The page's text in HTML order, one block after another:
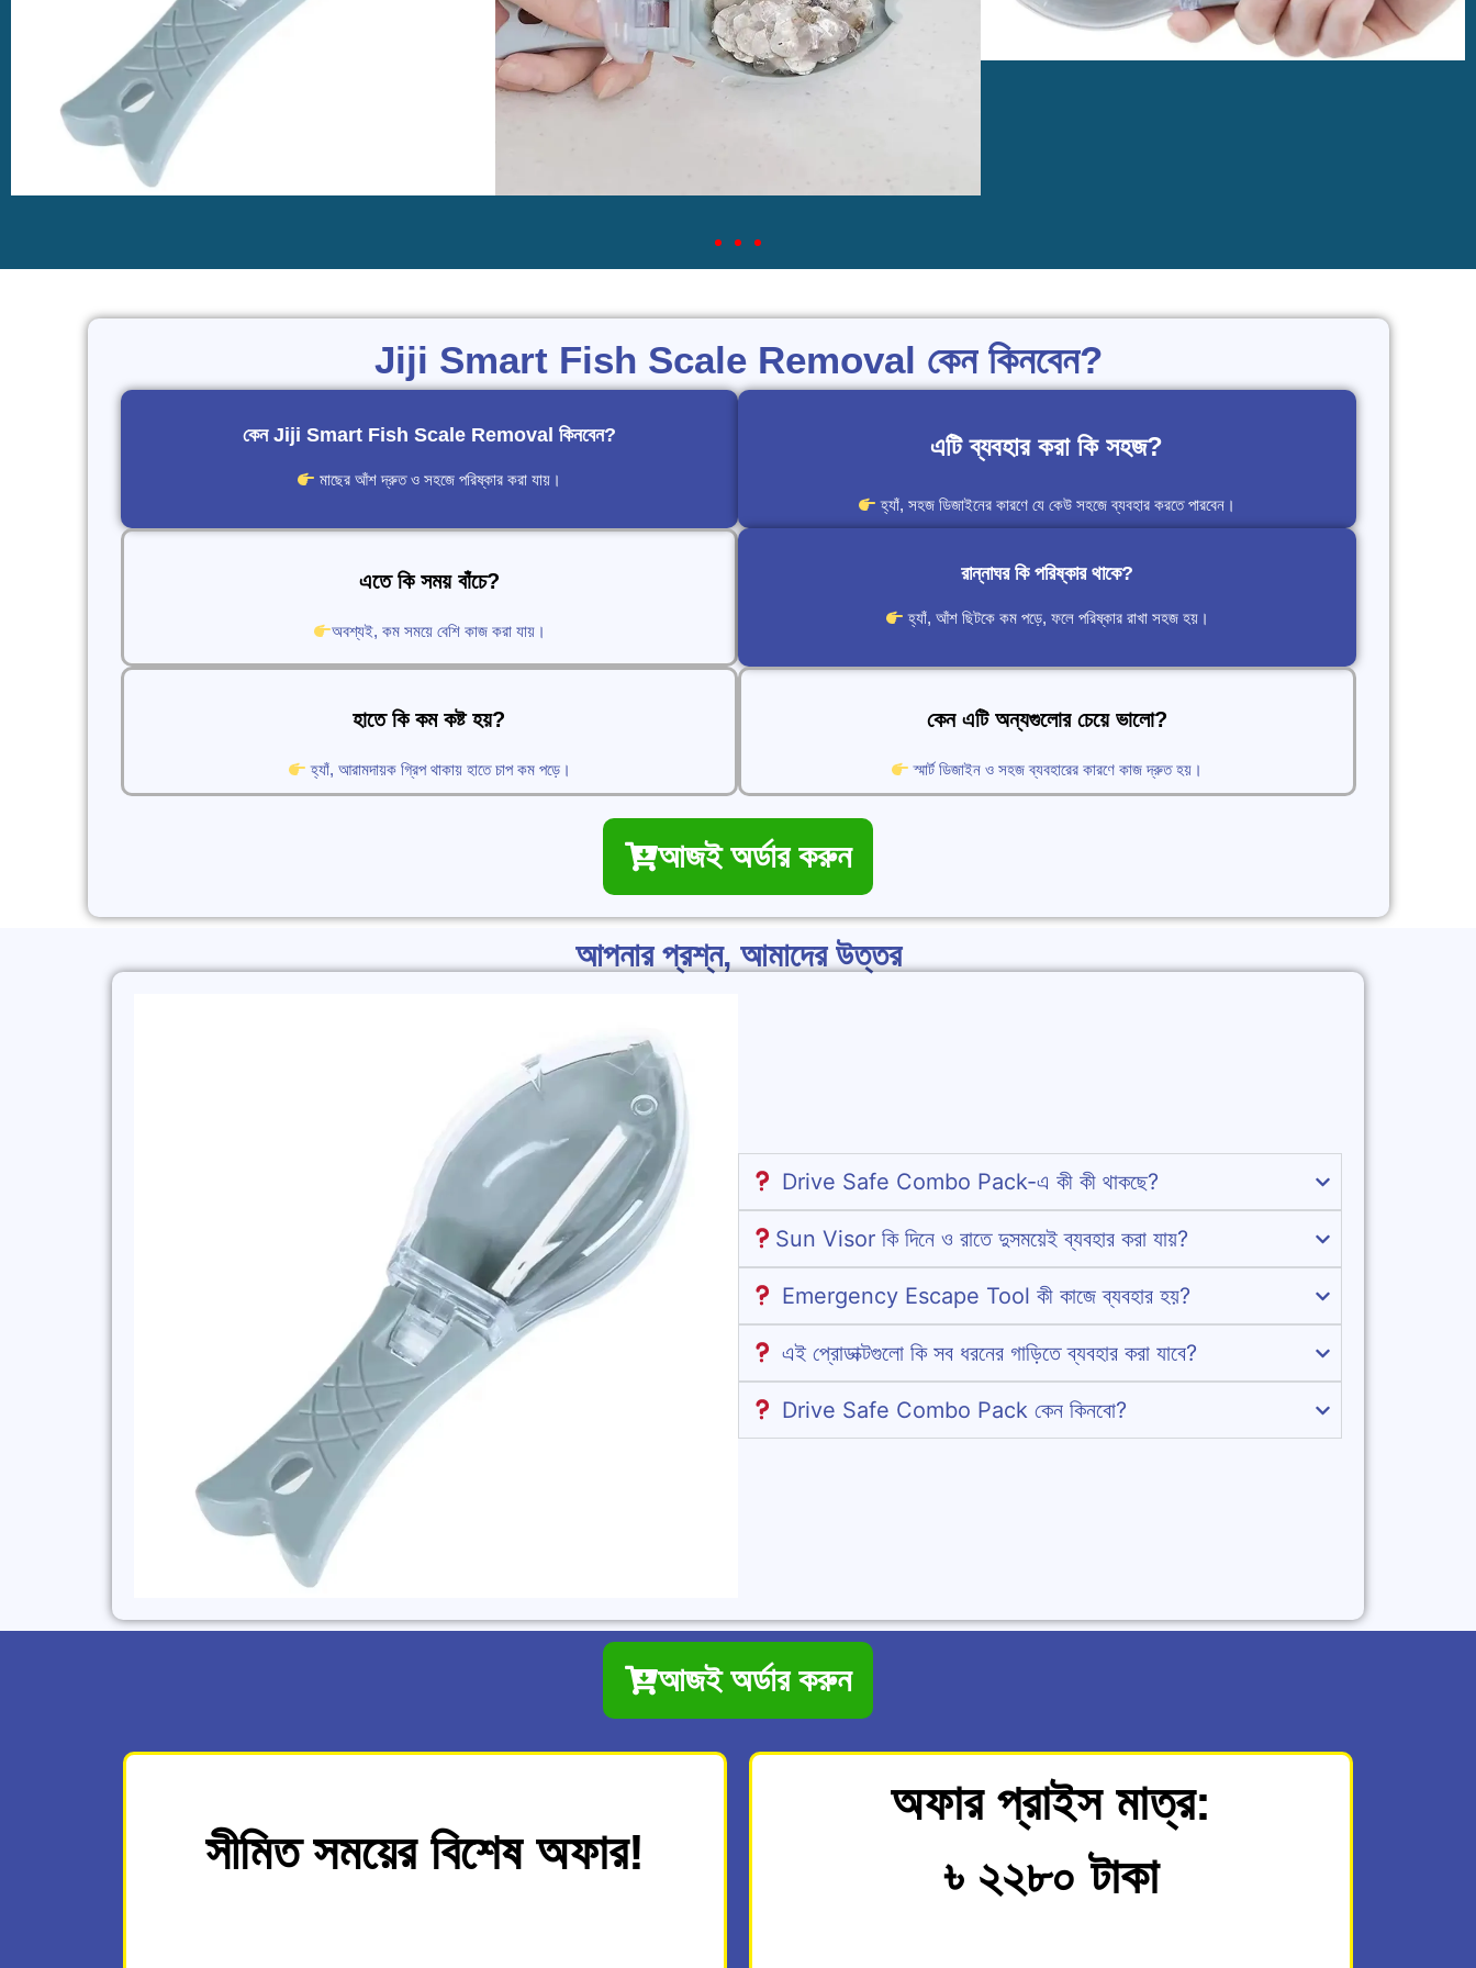
Jiji Smart Fish Scale Removal কেন কিনবেন?
কেন Jiji Smart Fish Scale Removal কিনবেন?
মাছের আঁশ দ্রুত ও সহজে পরিষ্কার করা যায়।
এটি ব্যবহার করা কি সহজ?
হ্যাঁ, সহজ ডিজাইনের কারণে যে কেউ সহজে ব্যবহার করতে পারবেন।
এতে কি সময় বাঁচে?
অবশ্যই, কম সময়ে বেশি কাজ করা যায়।
রান্নাঘর কি পরিষ্কার থাকে?
হ্যাঁ, আঁশ ছিটকে কম পড়ে, ফলে পরিষ্কার রাখা সহজ হয়।
হাতে কি কম কষ্ট হয়?
হ্যাঁ, আরামদায়ক গ্রিপ থাকায় হাতে চাপ কম পড়ে।
কেন এটি অন্যগুলোর চেয়ে ভালো?
স্মার্ট ডিজাইন ও সহজ ব্যবহারের কারণে কাজ দ্রুত হয়।
আজই অর্ডার করুন
আপনার প্রশ্ন, আমাদের উত্তর
Drive Safe Combo Pack-এ কী কী থাকছে?
Sun Visor কি দিনে ও রাতে দুসময়েই ব্যবহার করা যায়?
Emergency Escape Tool কী কাজে ব্যবহার হয়?
এই প্রোডাক্টগুলো কি সব ধরনের গাড়িতে ব্যবহার করা যাবে?
Drive Safe Combo Pack কেন কিনবো?
আজই অর্ডার করুন
সীমিত সময়ের বিশেষ অফার!
অফার প্রাইস মাত্র:
৳ ২২৮০ টাকা